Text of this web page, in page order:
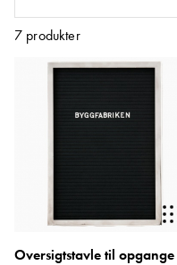
7 produkter
Oversigtstavle til opgange